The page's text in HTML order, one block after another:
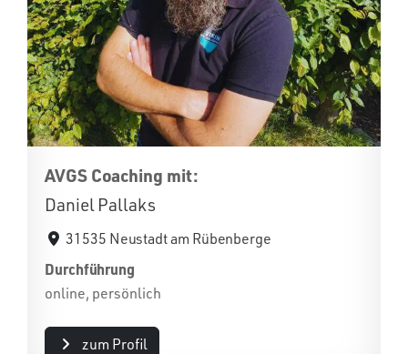
AVGS Coaching mit:
Daniel Pallaks
31535 Neustadt am Rübenberge
Durchführung
online, persönlich
zum Profil